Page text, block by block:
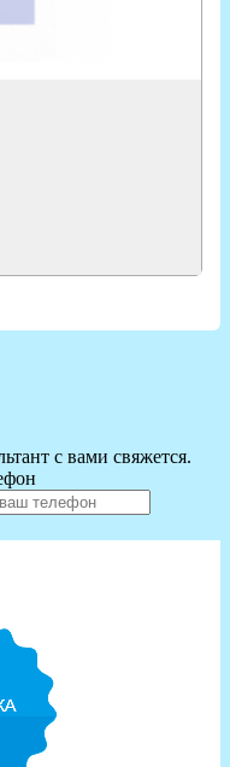
с вами свяжется.